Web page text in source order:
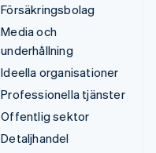
Försäkringsbolag
Media och
underhållning
Ideella organisationer
Professionella tjänster
Offentlig sektor
Detaljhandel